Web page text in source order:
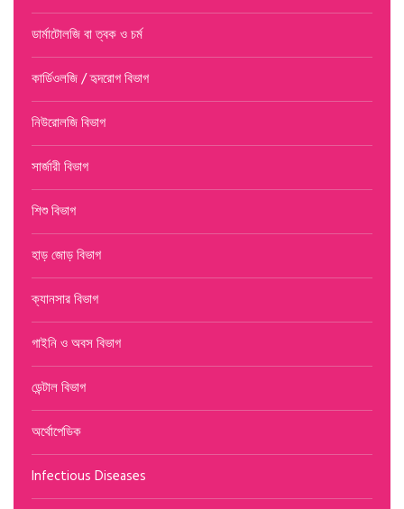
←prev
AUG
5 Slots Available
BOOKING A TICKET
ডার্মাটোলজি বা ত্বক ও চর্ম
কার্ডিওলজি / হৃদরোগ বিভাগ
নিউরোলজি বিভাগ
সার্জারী বিভাগ
শিশু বিভাগ
হাড় জোড় বিভাগ
ক্যানসার বিভাগ
গাইনি ও অবস বিভাগ
ডেন্টাল বিভাগ
অর্থোপেডিক
Infectious Diseases